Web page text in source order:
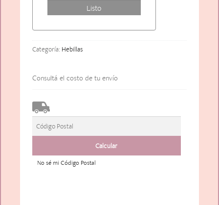
Categoría: Hebillas
Consultá el costo de tu envío
No sé mi Código Postal